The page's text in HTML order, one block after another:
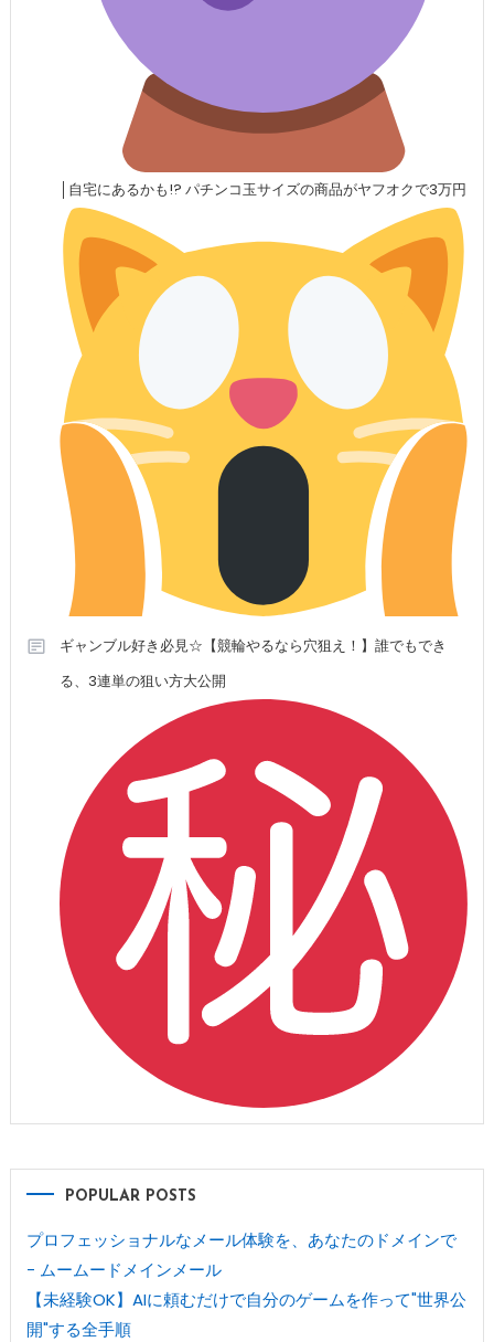
│自宅にあるかも!? パチンコ玉サイズの商品がヤフオクで3万円
ギャンブル好き必見☆【競輪やるなら穴狙え！】誰でもでき
る、3連単の狙い方大公開
POPULAR POSTS
プロフェッショナルなメール体験を、あなたのドメインで
- ムームードメインメール
【未経験OK】AIに頼むだけで自分のゲームを作って"世界公
開"する全手順